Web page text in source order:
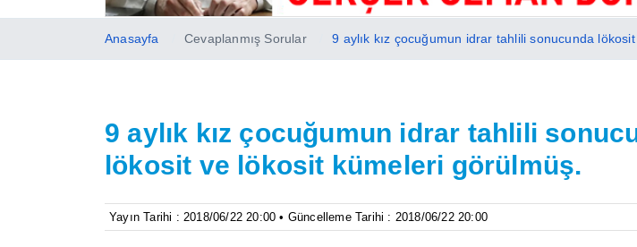
Anasayfa Cevaplanmış Sorular 9 aylık kız çocuğumun idrar tahlili sonucunda
9 aylık kız çocuğumun idrar tahlili
lökosit ve lökosit kümeleri görülmüş.
Yayın Tarihi : 2018/06/22 20:00 • Güncelleme Tarihi : 2018/06/22 20:00